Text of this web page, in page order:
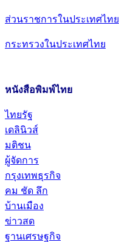
ส่วนราชการในประเทศไทย
กระทรวงในประเทศไทย
หนังสือพิมพ์ไทย
ไทยรัฐ
เดลินิวส์
มติชน
ผู้จัดการ
กรุงเทพธุรกิจ
คม ชัด ลึก
บ้านเมือง
ข่าวสด
ฐานเศรษฐกิจ